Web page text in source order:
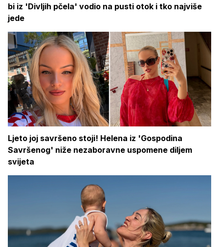
bi iz 'Divljih pčela' vodio na pusti otok i tko najviše
jede
Ljeto joj savršeno stoji! Helena iz 'Gospodina
Savršenog' niže nezaboravne uspomene diljem
svijeta